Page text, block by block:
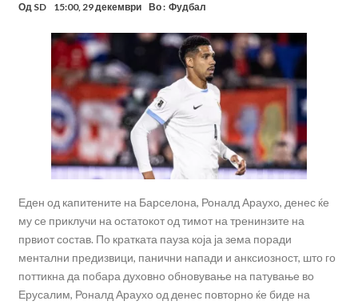
Од SD 15:00, 29 декември Во : Фудбал
Еден од капитените на Барселона, Роналд Араухо, денес ќе
му се приклучи на остатокот од тимот на тренинзите на
првиот состав. По кратката пауза која ја зема поради
ментални предизвици, панични напади и анксиозност, што го
поттикна да побара духовно обновување на патување во
Ерусалим, Роналд Араухо од денес повторно ќе биде на